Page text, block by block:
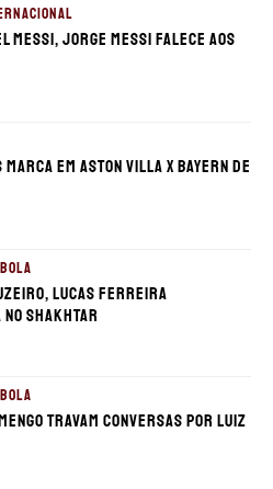
Messi, Jorge Messi falece aos
marca em Aston Villa x Bayern de
Lucas Ferreira
Shakhtar
travam conversas por Luiz